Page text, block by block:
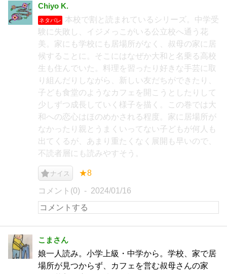
Chiyo K.
ネタバレ
本校で割と読まれているシリーズ。中学受
験に失敗し、イジメっこがいる公立校へ通う花
美。家にも学校にも居場所がなく、叔母の家に居
候することに。そこにはなぜか大和と名乗る高校
生も住んでいた。料理を習ったり好きな手芸に取
り組んだりしながら、新しい友だちができたり、
子ども食堂のようなカフェを開こうとしたりして
少しずつ成長していく様子を描く。この巻では大
和への恋心はほのめかされる程度。家に居場所が
なかったり親とうまくいってない子どもが何人も
出てくるが、あまり重たくなく展開も早いので、
不読者層にも読みやすそう。
ナイス ★8
コメント(0) 2024/01/16
こまさん
娘一人読み。小学上級・中学から。学校、家で居
場所が見つからず、カフェを営む叔母さんの家